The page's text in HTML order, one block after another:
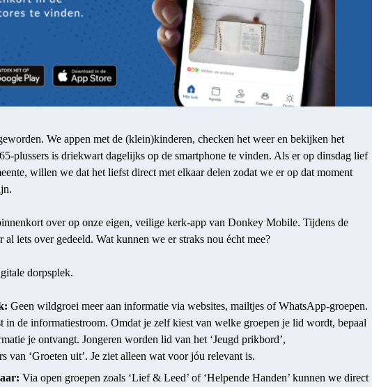
We appen met de (klein)kinderen, checken het weer en bekijken het
plussers is driekwart dagelijks op de smartphone te vinden. Als er op dinsdag lief
willen we dat het liefst direct met elkaar delen zodat we er op dat moment
over op onze eigen, veilige kerk-app van Donkey Mobile. Tijdens de
al iets over gedeeld. Wat kunnen we er straks nou écht mee?
dorpsplek.
Geen wildgroei meer aan informatie via websites, mailtjes of WhatsApp-groepen.
in de informatiestroom. Omdat je zelf kiest van welke groepen je lid wordt, bepaal
je ontvangt. Jongeren worden lid van het ‘Jeugd prikbord’,
van ‘Groeten uit’. Je ziet alleen wat voor jóu relevant is.
Via open groepen zoals ‘Lief & Leed’ of ‘Helpende Handen’ kunnen we direct